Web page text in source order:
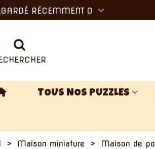
RÉCEMMENT 0
TOUS NOS PUZZLES
> Maison miniature > Maison de